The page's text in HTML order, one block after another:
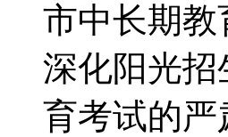
市中长期
深化阳光
育考试的